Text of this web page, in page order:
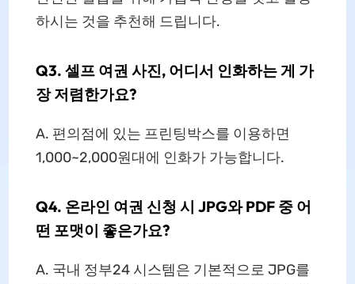
하시는 것을 추천해 드립니다.
Q3. 셀프 여권 사진, 어디서 인화하는 게 가
장 저렴한가요?
A. 편의점에 있는 프린팅박스를 이용하면
1,000~2,000원대에 인화가 가능합니다.
Q4. 온라인 여권 신청 시 JPG와 PDF 중 어
떤 포맷이 좋은가요?
A. 국내 정부24 시스템은 기본적으로 JPG를